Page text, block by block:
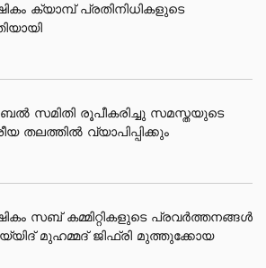
ക്യാമ്പ് പ്രതിനിധികളുടെ
രൂപീകരിച്ചു സമസ്തയുടെ
തലത്തില്‍ വ്യാപിപ്പിക്കും
സബ് കമ്മിറ്റികളുടെ പ്രവര്‍ത്തനങ്ങള്‍
മുഹമ്മദ് ജിഫ്രി മുത്തുക്കോയ